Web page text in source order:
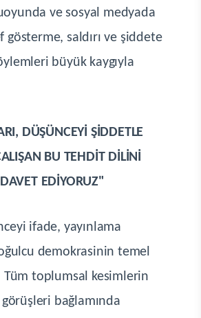
ve sosyal medyada
gösterme, saldırı ve şiddete
büyük kaygıyla
DÜŞÜNCEYİ ŞİDDETLE
BU TEHDİT DİLİNİ
EDİYORUZ"
ifade, yayınlama
demokrasinin temel
Tüm toplumsal kesimlerin
bağlamında